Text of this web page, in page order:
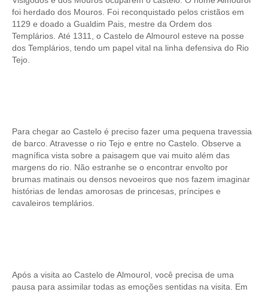
foi herdado dos Mouros. Foi reconquistado pelos cristãos em
1129 e doado a Gualdim Pais, mestre da Ordem dos
Templários. Até 1311, o Castelo de Almourol esteve na posse
dos Templários, tendo um papel vital na linha defensiva do Rio
Tejo.
Para chegar ao Castelo é preciso fazer uma pequena travessia
de barco. Atravesse o rio Tejo e entre no Castelo. Observe a
magnífica vista sobre a paisagem que vai muito além das
margens do rio. Não estranhe se o encontrar envolto por
brumas matinais ou densos nevoeiros que nos fazem imaginar
histórias de lendas amorosas de princesas, príncipes e
cavaleiros templários.
Após a visita ao Castelo de Almourol, você precisa de uma
pausa para assimilar todas as emoções sentidas na visita. Em